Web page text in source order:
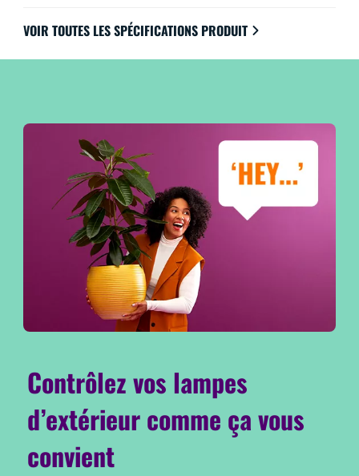
VOIR TOUTES LES SPÉCIFICATIONS PRODUIT
Contrôlez vos lampes
d’extérieur comme ça vous
convient